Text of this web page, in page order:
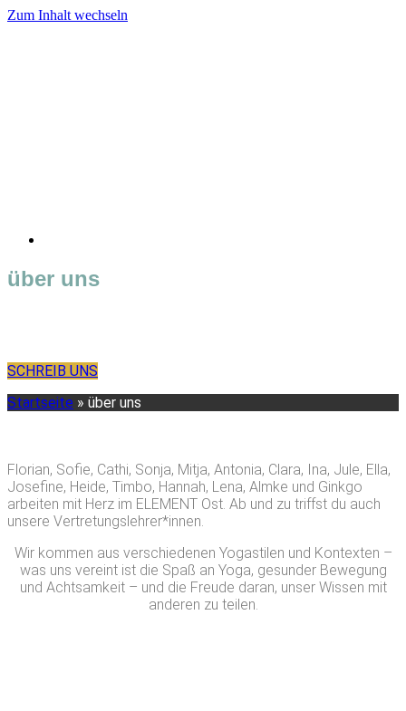
Zum Inhalt wechseln
über uns
SCHREIB UNS
Startseite » über uns
Florian, Sofie, Cathi, Sonja, Mitja, Antonia, Clara, Ina, Jule, Ella,
Josefine, Heide, Timbo, Hannah, Lena, Almke und Ginkgo
arbeiten mit Herz im ELEMENT Ost. Ab und zu triffst du auch
unsere Vertretungslehrer*innen.
Wir kommen aus verschiedenen Yogastilen und Kontexten –
was uns vereint ist die Spaß an Yoga, gesunder Bewegung
und Achtsamkeit – und die Freude daran, unser Wissen mit
anderen zu teilen.